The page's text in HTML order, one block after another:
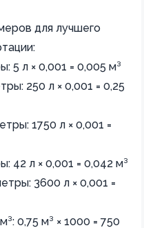
для лучшего
5 л × 0,001 = 0,005 м³
250 л × 0,001 = 0,25
1750 л × 0,001 =
42 л × 0,001 = 0,042 м³
3600 л × 0,001 =
0,75 м³ × 1000 = 750